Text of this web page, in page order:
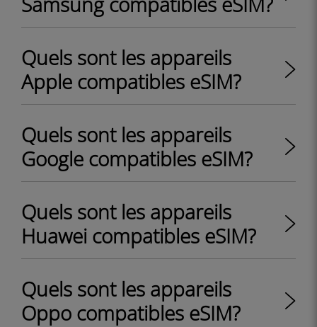
Quels sont les appareils
Apple compatibles eSIM?
Quels sont les appareils
Google compatibles eSIM?
Quels sont les appareils
Huawei compatibles eSIM?
Quels sont les appareils
Oppo compatibles eSIM?